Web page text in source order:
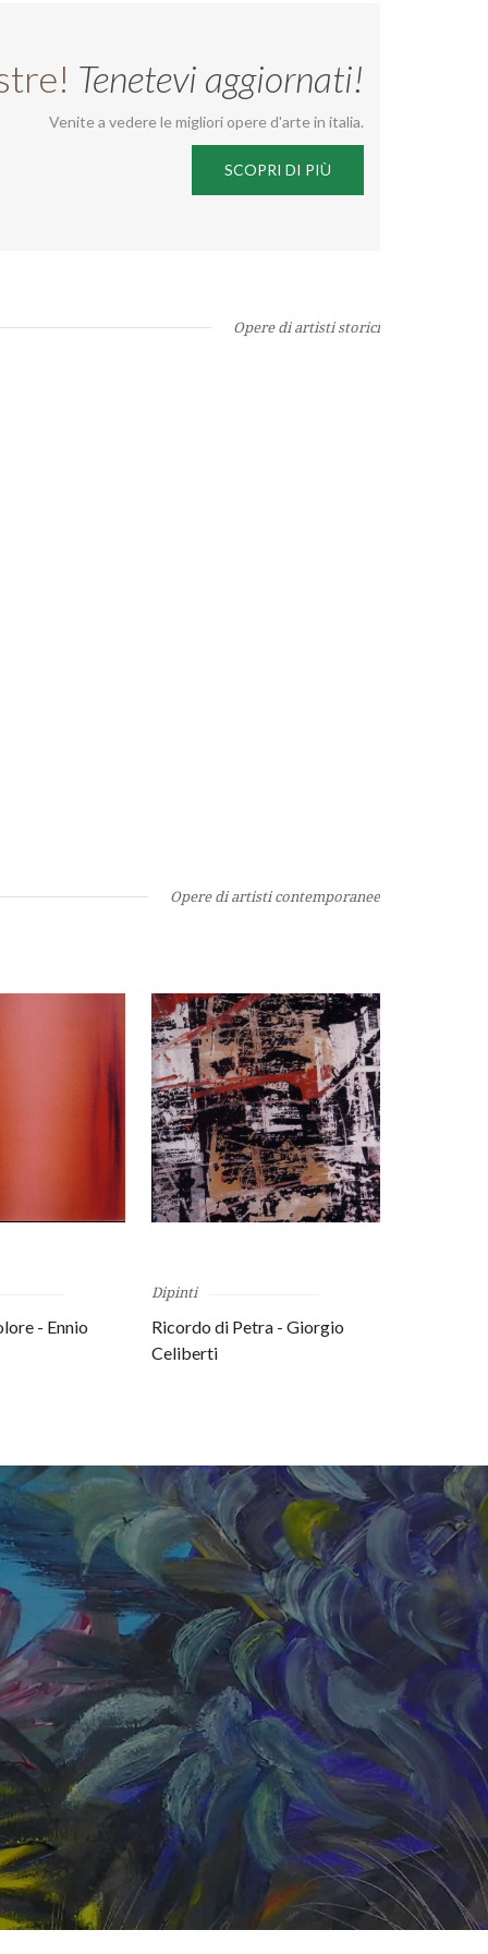
Tenetevi aggiornati!
Venite a vedere le migliori opere d'arte in italia.
SCOPRI DI PIÙ
Opere di artisti storici
Opere di artisti contemporanee
- Ennio
Dipinti
Ricordo di Petra - Giorgio
Celiberti
si